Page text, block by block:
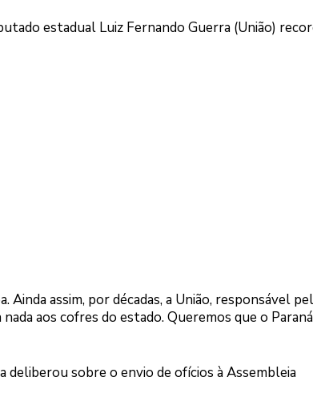
estadual Luiz Fernando Guerra (União)
Ainda assim, por décadas, a União, responsável
aos cofres do estado. Queremos que o
deliberou sobre o envio de ofícios à Assembleia